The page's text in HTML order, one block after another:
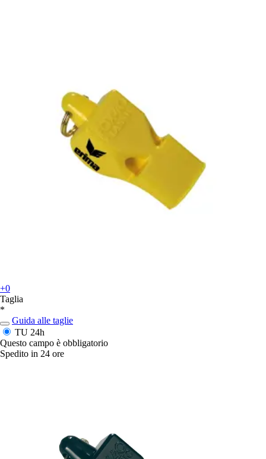
+0
Taglia
*
Guida alle taglie
TU 24h
Questo campo è obbligatorio
Spedito in 24 ore